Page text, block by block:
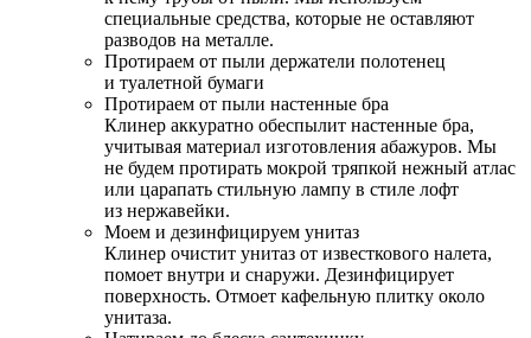
специальные средства, которые не оставляют
разводов на металле.
Протираем от пыли держатели полотенец
и туалетной бумаги
Протираем от пыли настенные бра
Клинер аккуратно обеспылит настенные бра,
учитывая материал изготовления абажуров. Мы
не будем протирать мокрой тряпкой нежный атлас
или царапать стильную лампу в стиле лофт
из нержавейки.
Моем и дезинфицируем унитаз
Клинер очистит унитаз от известкового налета,
помоет внутри и снаружи. Дезинфицирует
поверхность. Отмоет кафельную плитку около
унитаза.